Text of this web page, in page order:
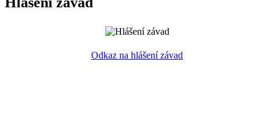
Odkaz na hlášení závad